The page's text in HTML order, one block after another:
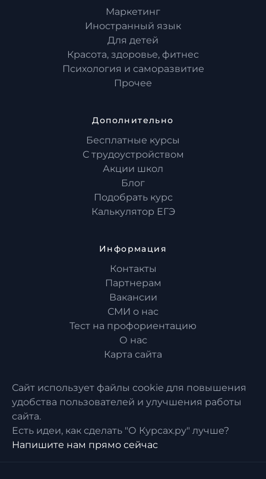
Маркетинг
Иностранный язык
Для детей
Красота, здоровье, фитнес
Психология и саморазвитие
Прочее
Дополнительно
Бесплатные курсы
С трудоустройством
Акции школ
Блог
Подобрать курс
Калькулятор ЕГЭ
Информация
Контакты
Партнерам
Вакансии
СМИ о нас
Тест на профориентацию
О нас
Карта сайта
Сайт использует файлы cookie для повышения
удобства пользователей и улучшения работы
сайта.
Есть идеи, как сделать "О Курсах.ру" лучше?
Напишите нам прямо сейчас